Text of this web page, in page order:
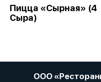
Пицца «Сырная» (4
Сыра)
ООО